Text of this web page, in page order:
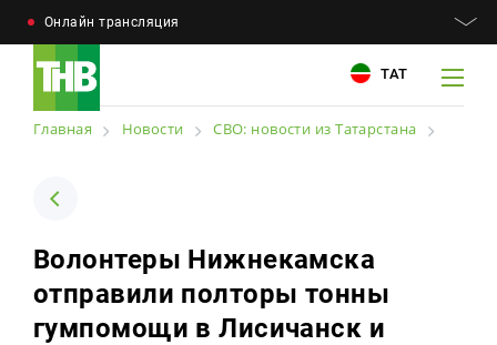
Онлайн трансляция
ТАТ
Новости
Для связи
+7 (843) 570−50−00
Главная Новости СВО: новости из Татарстана
Волонтеры Нижнекамска
отправили полторы тонны
гумпомощи в Лисичанск и